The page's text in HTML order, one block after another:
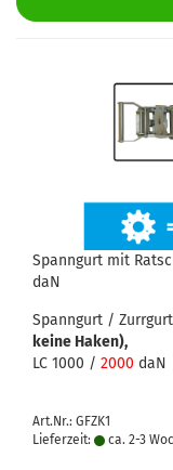
Spanngurt mit
daN
Spanngurt /
keine Haken),
LC 1000 / 2000 daN
Art.Nr.: GFZK1
Lieferzeit:
ca. 2-3